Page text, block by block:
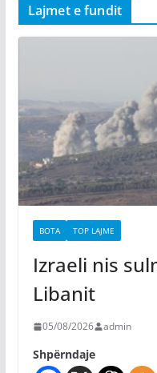
Lajmet e fundit
BOTA TOP LAJME
Izraeli nis
Libanit
05/08/2026 admin
Shpërndaje